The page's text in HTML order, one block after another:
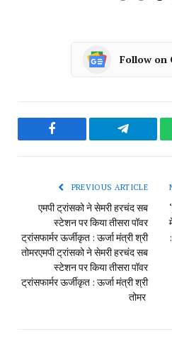
Follow on
Facebook Telegram
PREVIOUS ARTICLE
एमपी ट्रांसको ने सेमरी हरचंद सब
स्टेशन पर किया तीसरा पॉवर
ट्रांसफार्मर ऊर्जीकृत : ऊर्जा मंत्री श्री
तोमर​एमपी ट्रांसको ने सेमरी हरचंद सब
स्टेशन पर किया तीसरा पॉवर
ट्रांसफार्मर ऊर्जीकृत : ऊर्जा मंत्री श्री
तोमर